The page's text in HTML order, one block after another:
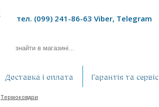
тел. (099) 241-86-63 Viber, Telegram
Доставка і оплата Гарантія та сервіс
Термоковдри